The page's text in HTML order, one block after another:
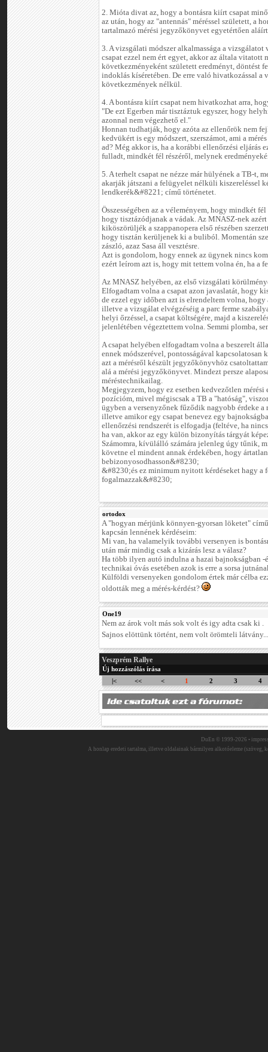
2. Mióta divat az, hogy a bontásra kiírt csapat
az után, hogy az "antennás" méréssel született, a
tartalmazó mérési jegyzőkönyvet egyetértően
3. A vizsgálati módszer alkalmassága a vizsgálatot
csapat ezzel nem ért egyet, akkor az általa vitatott
következményeként született eredményt, döntést
indoklás kíséretében. De erre való hivatkozással a
következmények nélkül.
4. A bontásra kiírt csapat nem hivatkozhat arra,
"De ezt Egerben már tisztáztuk egyszer, hogy
azonnal nem végezhető el."
Honnan tudhatják, hogy azóta az ellenőrök nem
kedvükért is egy módszert, szerszámot, ami a
ad? Még akkor is, ha a korábbi ellenőrzési eljárás
fulladt, mindkét fél részéről, melynek
5. A terhelt csapat ne nézze már hülyének a TB-t,
akarják játszani a felügyelet nélküli kiszereléssel
lendkerék&#8221; című történetet.
Összességében az a véleményem, hogy mindkét
hogy tisztázódjanak a vádak. Az MNASZ-nek
kiköszörüljék a szappanopera első részében
hogy tisztán kerüljenek ki a buliból. Momentán
zászló, azaz Sasa áll vesztésre.
Azt is gondolom, hogy ennek az ügynek nincs
ezért leírom azt is, hogy mit tettem volna én, ha a
Az MNASZ helyében, az első vizsgálati
Elfogadtam volna a csapat azon javaslatát, hogy
de ezzel egy időben azt is elrendeltem volna, hogy
illetve a vizsgálat elvégzéséig a parc ferme
helyi őrzéssel, a csapat költségére, majd a
jelenlétében végeztettem volna. Semmi plomba,
A csapat helyében elfogadtam volna a beszerelt
ennek módszerével, pontosságával kapcsolatosan
azt a mérésről készült jegyzőkönyvhöz
alá a mérési jegyzőkönyvet. Mindezt persze
méréstechnikailag.
Megjegyzem, hogy ez esetben kedvezőtlen mérési
pozícióm, mivel mégiscsak a TB a "hatóság",
ügyben a versenyzőnek fűződik nagyobb érdeke a
illetve amikor egy csapat benevez egy
ellenőrzési rendszerét is elfogadja (feltéve, ha
ha van, akkor az egy külön bizonyítás tárgyát
Számomra, kívülálló számára jelenleg úgy tűnik,
követne el mindent annak érdekében, hogy
bebizonyosodhasson&#8230;
&#8230;és ez minimum nyitott kérdéseket hagy a
fogalmazzak&#8230;
ortodox
A "hogyan mérjünk könnyen-gyorsan löketet"
kapcsán lennének kérdéseim:
Mi van, ha valamelyik további versenyen is
után már mindig csak a kizárás lesz a válasz?
Ha több ilyen autó indulna a hazai bajnokságban -
technikai óvás esetében azok is erre a sorsa
Külföldi versenyeken gondolom értek már célba
oldották meg a mérés-kérdést?
One19
Nem az árok volt más sok volt és igy adta csak ki .
Sajnos elöttünk történt, nem volt örömteli
Veszprém Rallye
Új hozzászólás írása
|<
<< < 1 2 3 4
DuEn © 1999-2026 •
A honlap eredeti tartalma, illetve oldalainak bármilyen alkotóeleme (szöveg,